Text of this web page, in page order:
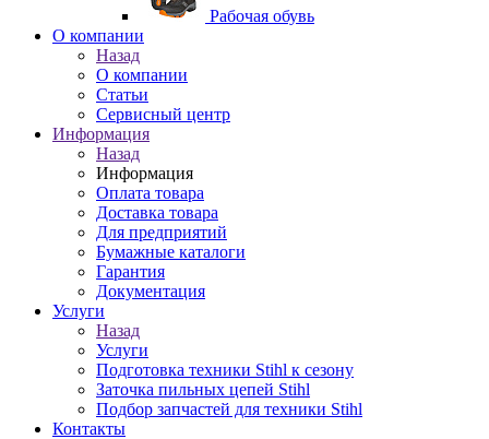
Рабочая обувь
O компании
Назад
O компании
Статьи
Сервисный центр
Информация
Назад
Информация
Оплата товара
Доставка товара
Для предприятий
Бумажные каталоги
Гарантия
Документация
Услуги
Назад
Услуги
Подготовка техники Stihl к сезону
Заточка пильных цепей Stihl
Подбор запчастей для техники Stihl
Контакты